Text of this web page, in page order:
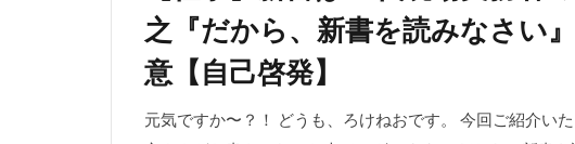
之『だから、新書を読みなさい
意【自己啓発】
元気ですか〜？！ どうも、ろけねおです。 今回ご紹介い